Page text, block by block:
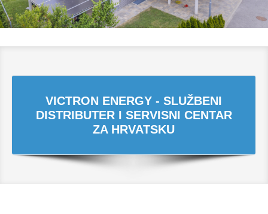
VICTRON ENERGY - SLUŽBENI
DISTRIBUTER I SERVISNI CENTAR
ZA HRVATSKU